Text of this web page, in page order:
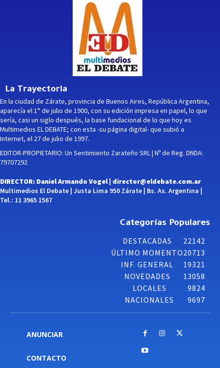
La Trayectoria
En la ciudad de Zárate, provincia de Buenos Aires, República Argentina,
aparecía el 1° de julio de 1900, con su edición impresa en papel, lo que
sería, casi un siglo después, la base fundacional de lo que hoy es
Multimedios EL DEBATE; con esta -su página digital- que subió a
Internet, el 27 de julio de 1997.
EDITOR-PROPIETARIO: Un Sentimiento Zarateño SRL | Nº de Reg. DNDA:
79707292
DIRECTOR: Daniel Armando Vogel | director@eldebate.com.ar
Multimedios El Debate | Justa Lima 950 Zárate | Bs. As. Argentina |
Tel.: 11 3965 1567
Categorías Populares
DESTACADAS
22142
ÚLTIMO MOMENTO20713
INF. GENERAL
19321
NOVEDADES
13058
LOCALES
9824
NACIONALES
9697
ANUNCIAR
CONTACTO